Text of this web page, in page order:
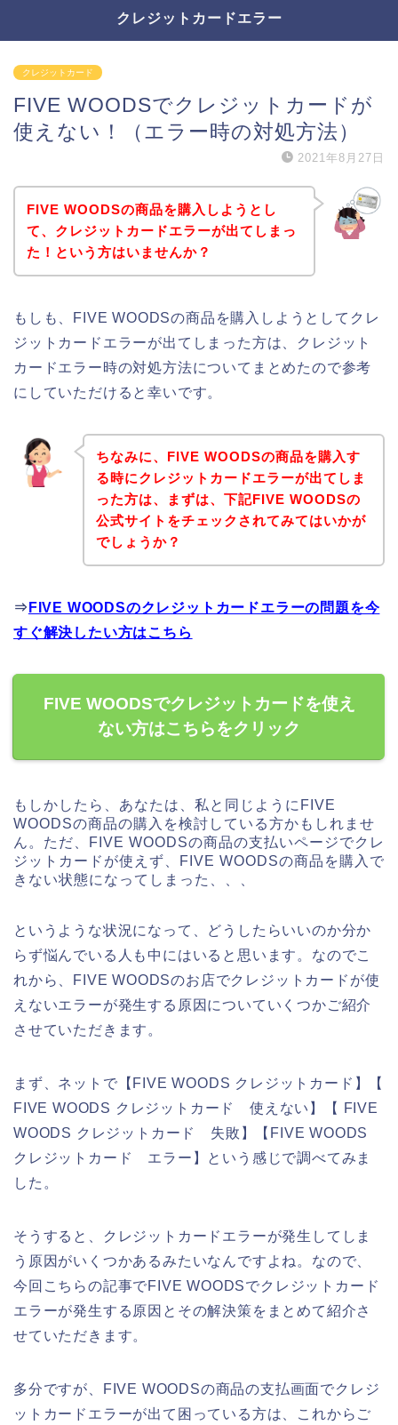
クレジットカードエラー
クレジットカード
FIVE WOODSでクレジットカードが
使えない！（エラー時の対処方法）
2021年8月27日
FIVE WOODSの商品を購入しようとし
て、クレジットカードエラーが出てしまっ
た！という方はいませんか？
もしも、FIVE WOODSの商品を購入しようとしてクレ
ジットカードエラーが出てしまった方は、クレジット
カードエラー時の対処方法についてまとめたので参考
にしていただけると幸いです。
ちなみに、FIVE WOODSの商品を購入す
る時にクレジットカードエラーが出てしま
った方は、まずは、下記FIVE WOODSの
公式サイトをチェックされてみてはいかが
でしょうか？
⇒ FIVE WOODSのクレジットカードエラーの問題を今
すぐ解決したい方はこちら
FIVE WOODSでクレジットカードを使え
ない方はこちらをクリック
もしかしたら、あなたは、私と同じようにFIVE
WOODSの商品の購入を検討している方かもしれませ
ん。ただ、FIVE WOODSの商品の支払いページでクレ
ジットカードが使えず、FIVE WOODSの商品を購入で
きない状態になってしまった、、、
というような状況になって、どうしたらいいのか分か
らず悩んでいる人も中にはいると思います。なのでこ
れから、FIVE WOODSのお店でクレジットカードが使
えないエラーが発生する原因についていくつかご紹介
させていただきます。
まず、ネットで【FIVE WOODS クレジットカード】【
FIVE WOODS クレジットカード 使えない】【 FIVE
WOODS クレジットカード 失敗】【FIVE WOODS
クレジットカード エラー】という感じで調べてみま
した。
そうすると、クレジットカードエラーが発生してしま
う原因がいくつかあるみたいなんですよね。なので、
今回こちらの記事でFIVE WOODSでクレジットカード
エラーが発生する原因とその解決策をまとめて紹介さ
せていただきます。
多分ですが、FIVE WOODSの商品の支払画面でクレジ
ットカードエラーが出て困っている方は、これからご